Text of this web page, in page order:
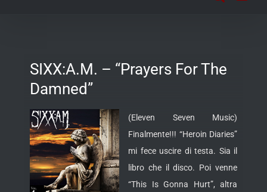
SIXX:A.M. – “Prayers For The
Damned”
(Eleven Seven Music)
Finalmente!!! “Heroin Diaries”
mi fece uscire di testa. Sia il
libro che il disco. Poi venne
“This Is Gonna Hurt”, altra